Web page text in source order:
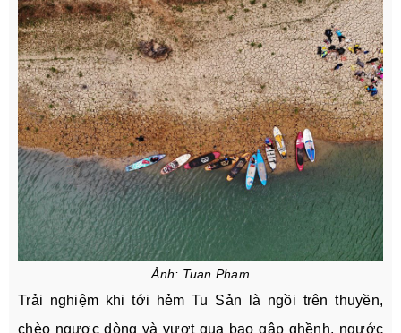
Ảnh: Tuan Pham
Trải nghiệm khi tới hẻm Tu Sản là ngồi trên thuyền,
chèo ngược dòng và vượt qua bao gập ghềnh, ngước